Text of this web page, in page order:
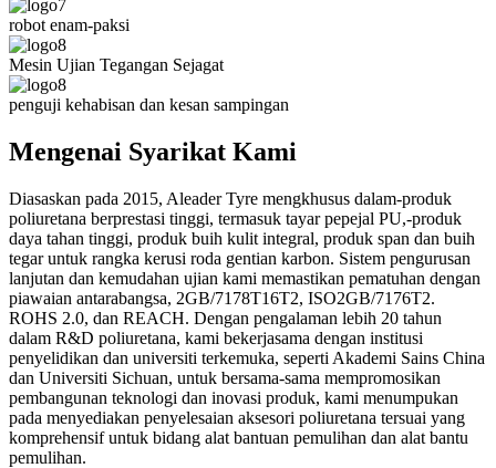
robot enam-paksi
Mesin Ujian Tegangan Sejagat
penguji kehabisan dan kesan sampingan
Mengenai Syarikat Kami
Diasaskan pada 2015, Aleader Tyre mengkhusus dalam-produk
poliuretana berprestasi tinggi, termasuk tayar pepejal PU,-produk
daya tahan tinggi, produk buih kulit integral, produk span dan buih
tegar untuk rangka kerusi roda gentian karbon. Sistem pengurusan
lanjutan dan kemudahan ujian kami memastikan pematuhan dengan
piawaian antarabangsa, 2GB/7178T16T2, ISO2GB/7176T2.
ROHS 2.0, dan REACH. Dengan pengalaman lebih 20 tahun
dalam R&D poliuretana, kami bekerjasama dengan institusi
penyelidikan dan universiti terkemuka, seperti Akademi Sains China
dan Universiti Sichuan, untuk bersama-sama mempromosikan
pembangunan teknologi dan inovasi produk, kami menumpukan
pada menyediakan penyelesaian aksesori poliuretana tersuai yang
komprehensif untuk bidang alat bantuan pemulihan dan alat bantu
pemulihan.